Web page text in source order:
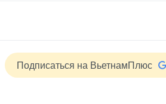
Подписаться на ВьетнамПлюс